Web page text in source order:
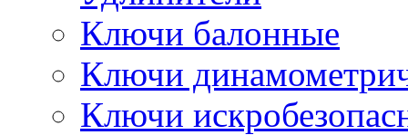
Ключи балонные
Ключи
Ключи